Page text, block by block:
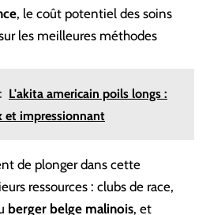
, le coût potentiel des soins
les meilleures méthodes
L'akita americain poils longs :
et impressionnant
de plonger dans cette
ressources : clubs de race,
berger belge malinois, et